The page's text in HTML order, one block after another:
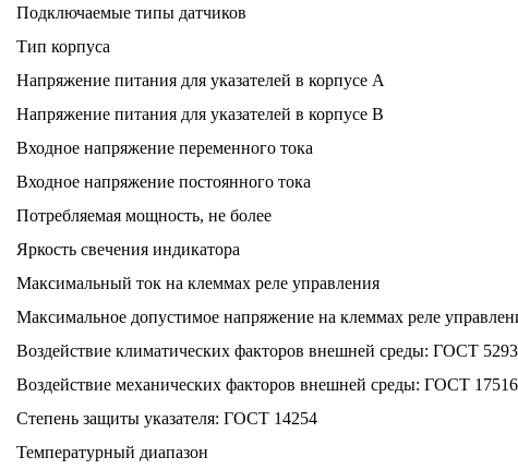
Подключаемые типы датчиков
Тип корпуса
Напряжение питания для указателей в корпусе А
Напряжение питания для указателей в корпусе В
Входное напряжение переменного тока
Входное напряжение постоянного тока
Потребляемая мощность, не более
Яркость свечения индикатора
Максимальный ток на клеммах реле управления
Максимальное допустимое напряжение на клеммах реле
Воздействие климатических факторов внешней среды: ГОСТ
Воздействие механических факторов внешней среды: ГОСТ
Степень защиты указателя: ГОСТ 14254
Температурный диапазон